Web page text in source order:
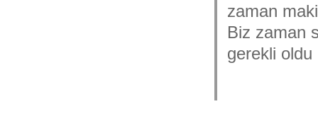
zaman
Biz zaman
gerekli